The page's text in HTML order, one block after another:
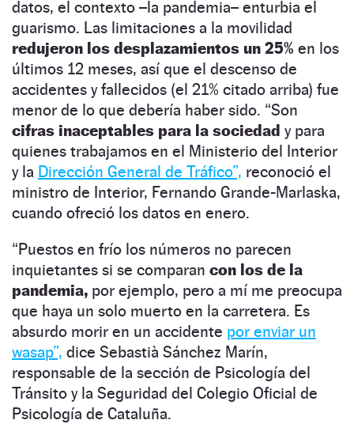
datos, el contexto –la pandemia– enturbia el
guarismo. Las limitaciones a la movilidad
redujeron los desplazamientos un 25% en los
últimos 12 meses, así que el descenso de
accidentes y fallecidos (el 21% citado arriba) fue
menor de lo que debería haber sido. “Son
cifras inaceptables para la sociedad y para
quienes trabajamos en el Ministerio del Interior
y la Dirección General de Tráfico”, reconoció el
ministro de Interior, Fernando Grande-Marlaska,
cuando ofreció los datos en enero.
“Puestos en frío los números no parecen
inquietantes si se comparan con los de la
pandemia, por ejemplo, pero a mí me preocupa
que haya un solo muerto en la carretera. Es
absurdo morir en un accidente por enviar un
wasap”, dice Sebastià Sánchez Marín,
responsable de la sección de Psicología del
Tránsito y la Seguridad del Colegio Oficial de
Psicología de Cataluña.